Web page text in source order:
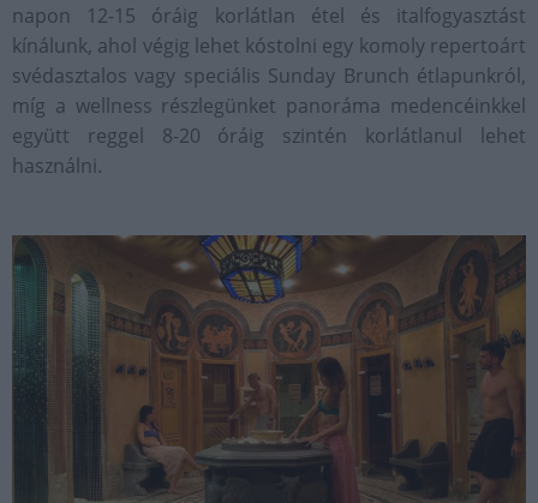
napon 12-15 óráig korlátlan étel és italfogyasztást
kínálunk, ahol végig lehet kóstolni egy komoly repertoárt
svédasztalos vagy speciális Sunday Brunch étlapunkról,
míg a wellness részlegünket panoráma medencéinkkel
együtt reggel 8-20 óráig szintén korlátlanul lehet
használni.